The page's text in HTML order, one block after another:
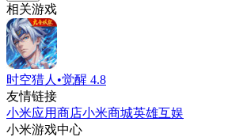
相关游戏
时空猎人•觉醒 4.8
友情链接
小米应用商店小米商城英雄互娱
小米游戏中心